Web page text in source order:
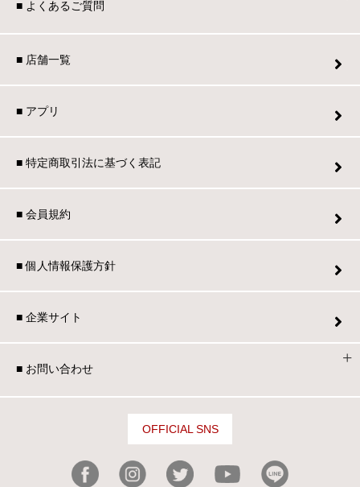
■ よくあるご質問
■ 店舗一覧
■ アプリ
■ 特定商取引法に基づく表記
■ 会員規約
■ 個人情報保護方針
■ 企業サイト
■ お問い合わせ
OFFICIAL SNS